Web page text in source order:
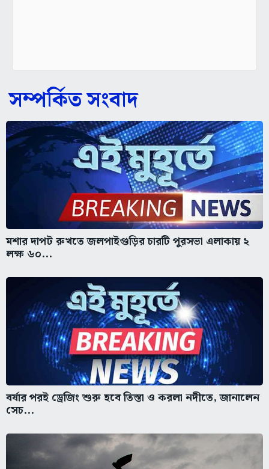
সম্পর্কিত সংবাদ
মশার দাপট রুখতে জলপাইগুড়ির চারটি পুরসভা এলাকায় ২
লক্ষ ৬০...
বর্ষার পরই ড্রেজিং শুরু হবে তিস্তা ও করলা নদীতে, জানালেন
সেচ...